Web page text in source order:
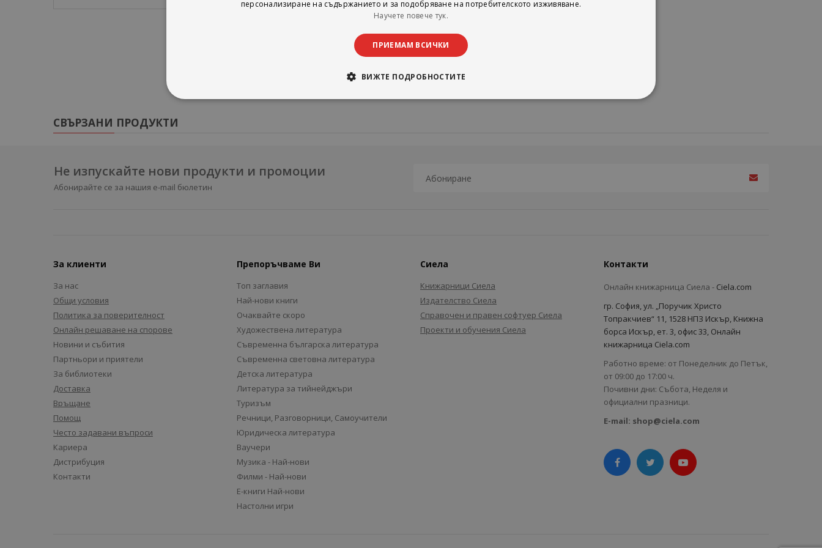
СВЪРЗАНИ ПРОДУКТИ
Не изпускайте нови продукти и промоции
Абонирайте се за нашия e-mail бюлетин
За клиенти
За нас
Общи условия
Политика за поверителност
Онлайн решаване на спорове
Новини и събития
Партньори и приятели
За библиотеки
Доставка
Връщане
Помощ
Често задавани въпроси
Кариера
Дистрибуция
Контакти
Препоръчваме Ви
Топ заглавия
Най-нови книги
Очаквайте скоро
Художествена литература
Съвременна българска литература
Съвременна световна литература
Детска литература
Литература за тийнейджъри
Туризъм
Речници, Разговорници, Самоучители
Юридическа литература
Ваучери
Музика - Най-нови
Филми - Най-нови
Е-книги Най-нови
Настолни игри
Сиела
Книжарници Сиела
Издателство Сиела
Справочен и правен софтуер Сиела
Проекти и обучения Сиела
Контакти
Онлайн книжарница Сиела - Ciela.com
гр. София, ул. „Поручик Христо
Топракчиев“ 11, 1528 НПЗ Искър, Книжна
борса Искър, ет. 3, офис 33, Онлайн
книжарница Ciela.com
Работно време: от Понеделник до Петък,
от 09:00 до 17:00 ч.
Почивни дни: Събота, Неделя и
официални празници.
E-mail: shop@ciela.com
персонализиране на съдържанието и за подобряване на потребителското изживяване.
Научете повече тук.
ПРИЕМАМ ВСИЧКИ
ВИЖТЕ ПОДРОБНОСТИТЕ